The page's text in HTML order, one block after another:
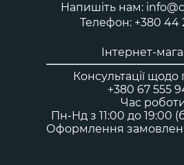
Напишіть нам:
Телефон: +380 44
Інтернет-
Консультації щодо
+380 67 555
Час
Пн-Нд з 11:00 до 19:00
Оформлення